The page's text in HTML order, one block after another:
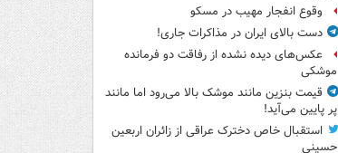
وقوع انفجار مهیب در مسکو
دست بالای ایران در مذاکرات جاری!
عکس‌های دیده نشده از رفاقت دو فرمانده‌
موشکی
قیمت بنزین مانند موشک بالا می‌رود اما مانند
پر پایین می‌آید!
استقبال خاص دخترک عراقی از زائران اربعین
حسینی